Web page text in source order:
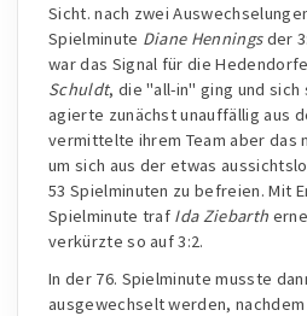
Sicht. nach zwei
Spielminute Diane Henningsder
war das Signal für die
Schuldt, die "all-in" ging und
agierte zunächst unauffällig aus
vermittelte ihrem Team aber das
um sich aus der etwas
53 Spielminuten zu befreien. Mit
Spielminute traf Ida Ziebarth
verkürzte so auf 3:2.
In der 76. Spielminute musste
ausgewechselt werden,